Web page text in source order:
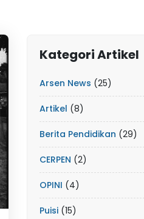
Kategori Artikel
Arsen News (25)
Artikel (8)
Berita Pendidikan (29)
CERPEN (2)
OPINI (4)
Puisi (15)